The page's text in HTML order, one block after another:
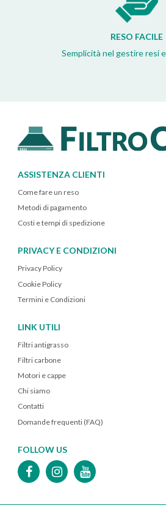
RESO FACILE
Semplicità nel gestire resi
ASSISTENZA CLIENTI
Come fare un reso
Metodi di pagamento
Costi e tempi di spedizione
PRIVACY E CONDIZIONI
Privacy Policy
Cookie Policy
Termini e Condizioni
LINK UTILI
Filtri antigrasso
Filtri carbone
Motori e cappe
Chi siamo
Contatti
Domande frequenti (FAQ)
FOLLOW US